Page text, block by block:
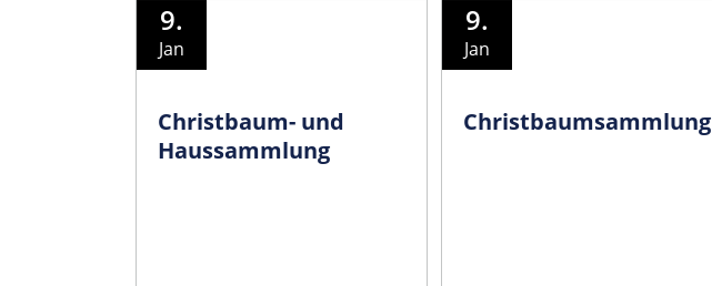
9.
Jan
Christbaum- und
Haussammlung
9.
Jan
Christbaumsammlung